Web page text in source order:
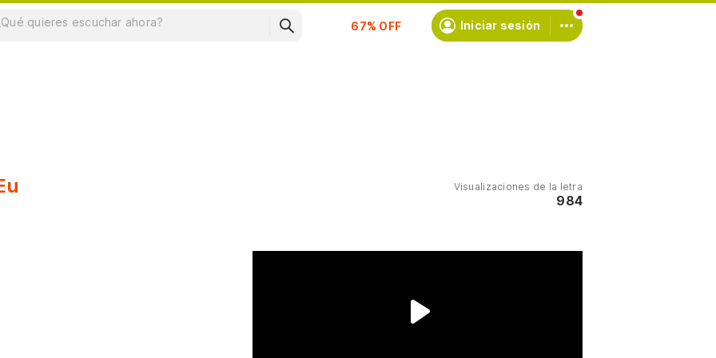
Suscríbete Iniciar sesión
Visualizaciones de la letra
984